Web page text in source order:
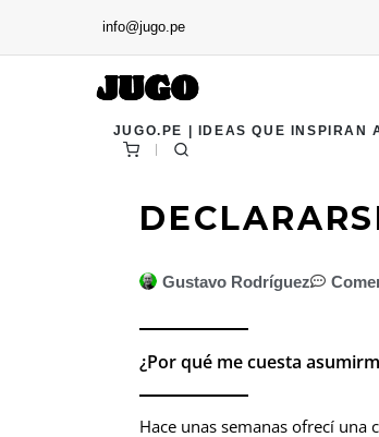
info@jugo.pe
JUGO.PE | IDEAS QUE INSPIRAN
Gustavo Rodríguez
¿Por qué me cuesta
Hace unas semanas ofrecí